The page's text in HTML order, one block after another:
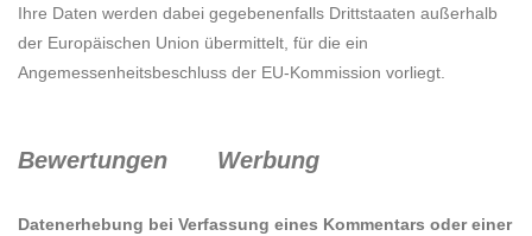
Ihre Daten werden dabei gegebenenfalls Drittstaaten außerhalb
der Europäischen Union übermittelt, für die ein
Angemessenheitsbeschluss der EU-Kommission vorliegt.
Bewertungen Werbung
Datenerhebung bei Verfassung eines Kommentars oder einer